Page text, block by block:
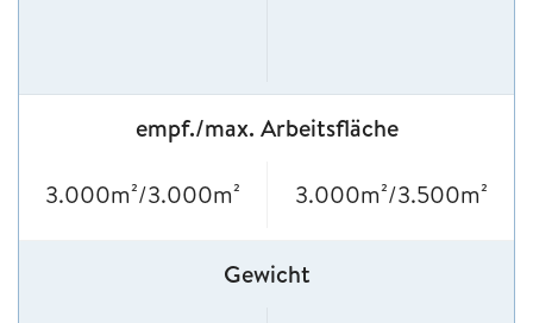
empf./max. Arbeitsfläche
3.000m²/3.000m² 3.000m²/3.500m²
Gewicht